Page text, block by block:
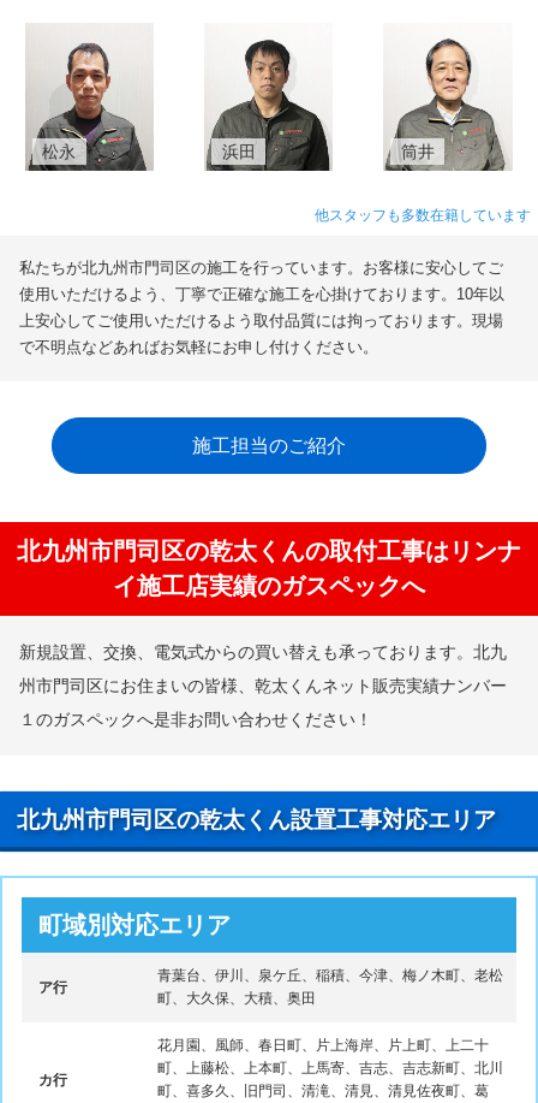
松永 浜田 筒井
他スタッフも多数在籍しています
私たちが北九州市門司区の施工を行っています。お客様に安心してご
使用いただけるよう、丁寧で正確な施工を心掛けております。10年以
上安心してご使用いただけるよう取付品質には拘っております。現場
で不明点などあればお気軽にお申し付けください。
施工担当のご紹介
北九州市門司区の乾太くんの取付工事はリンナ
イ施工店実績のガスペックへ
新規設置、交換、電気式からの買い替えも承っております。北九
州市門司区にお住まいの皆様、乾太くんネット販売実績ナンバー
１のガスペックへ是非お問い合わせください！
北九州市門司区の乾太くん設置工事対応エリア
町域別対応エリア
ア行
青葉台、伊川、泉ケ丘、稲積、今津、梅ノ木町、老松
町、大久保、大積、奥田
カ行
花月園、風師、春日町、片上海岸、片上町、上二十
町、上藤松、上本町、上馬寄、吉志、吉志新町、北川
町、喜多久、旧門司、清滝、清見、清見佐夜町、葛